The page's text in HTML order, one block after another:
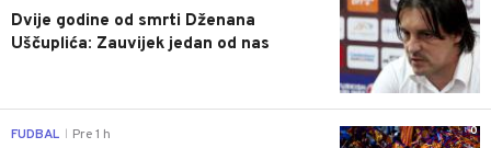
Dvije godine od smrti Dženana
Uščuplića: Zauvijek jedan od nas
0
FUDBAL Pre 1 h